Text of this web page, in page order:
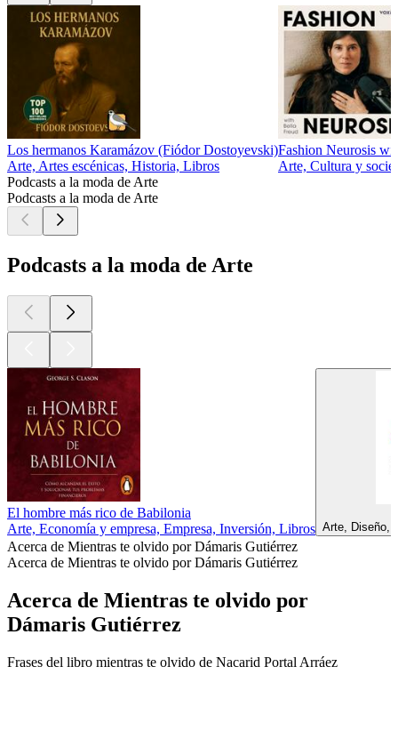
Los hermanos Karamázov (Fiódor Dostoyevski)
Arte, Artes escénicas, Historia, Libros
Fashion Neurosis
Arte, Cultura y
Podcasts a la moda de Arte
Podcasts a la moda de Arte
Podcasts a la moda de Arte
El hombre más rico de Babilonia
Arte, Economía y empresa, Empresa, Inversión, Libros Arte, Diseño,
Acerca de Mientras te olvido por Dámaris Gutiérrez
Acerca de Mientras te olvido por Dámaris Gutiérrez
Acerca de Mientras te olvido por
Dámaris Gutiérrez
Frases del libro mientras te olvido de Nacarid Portal Arráez